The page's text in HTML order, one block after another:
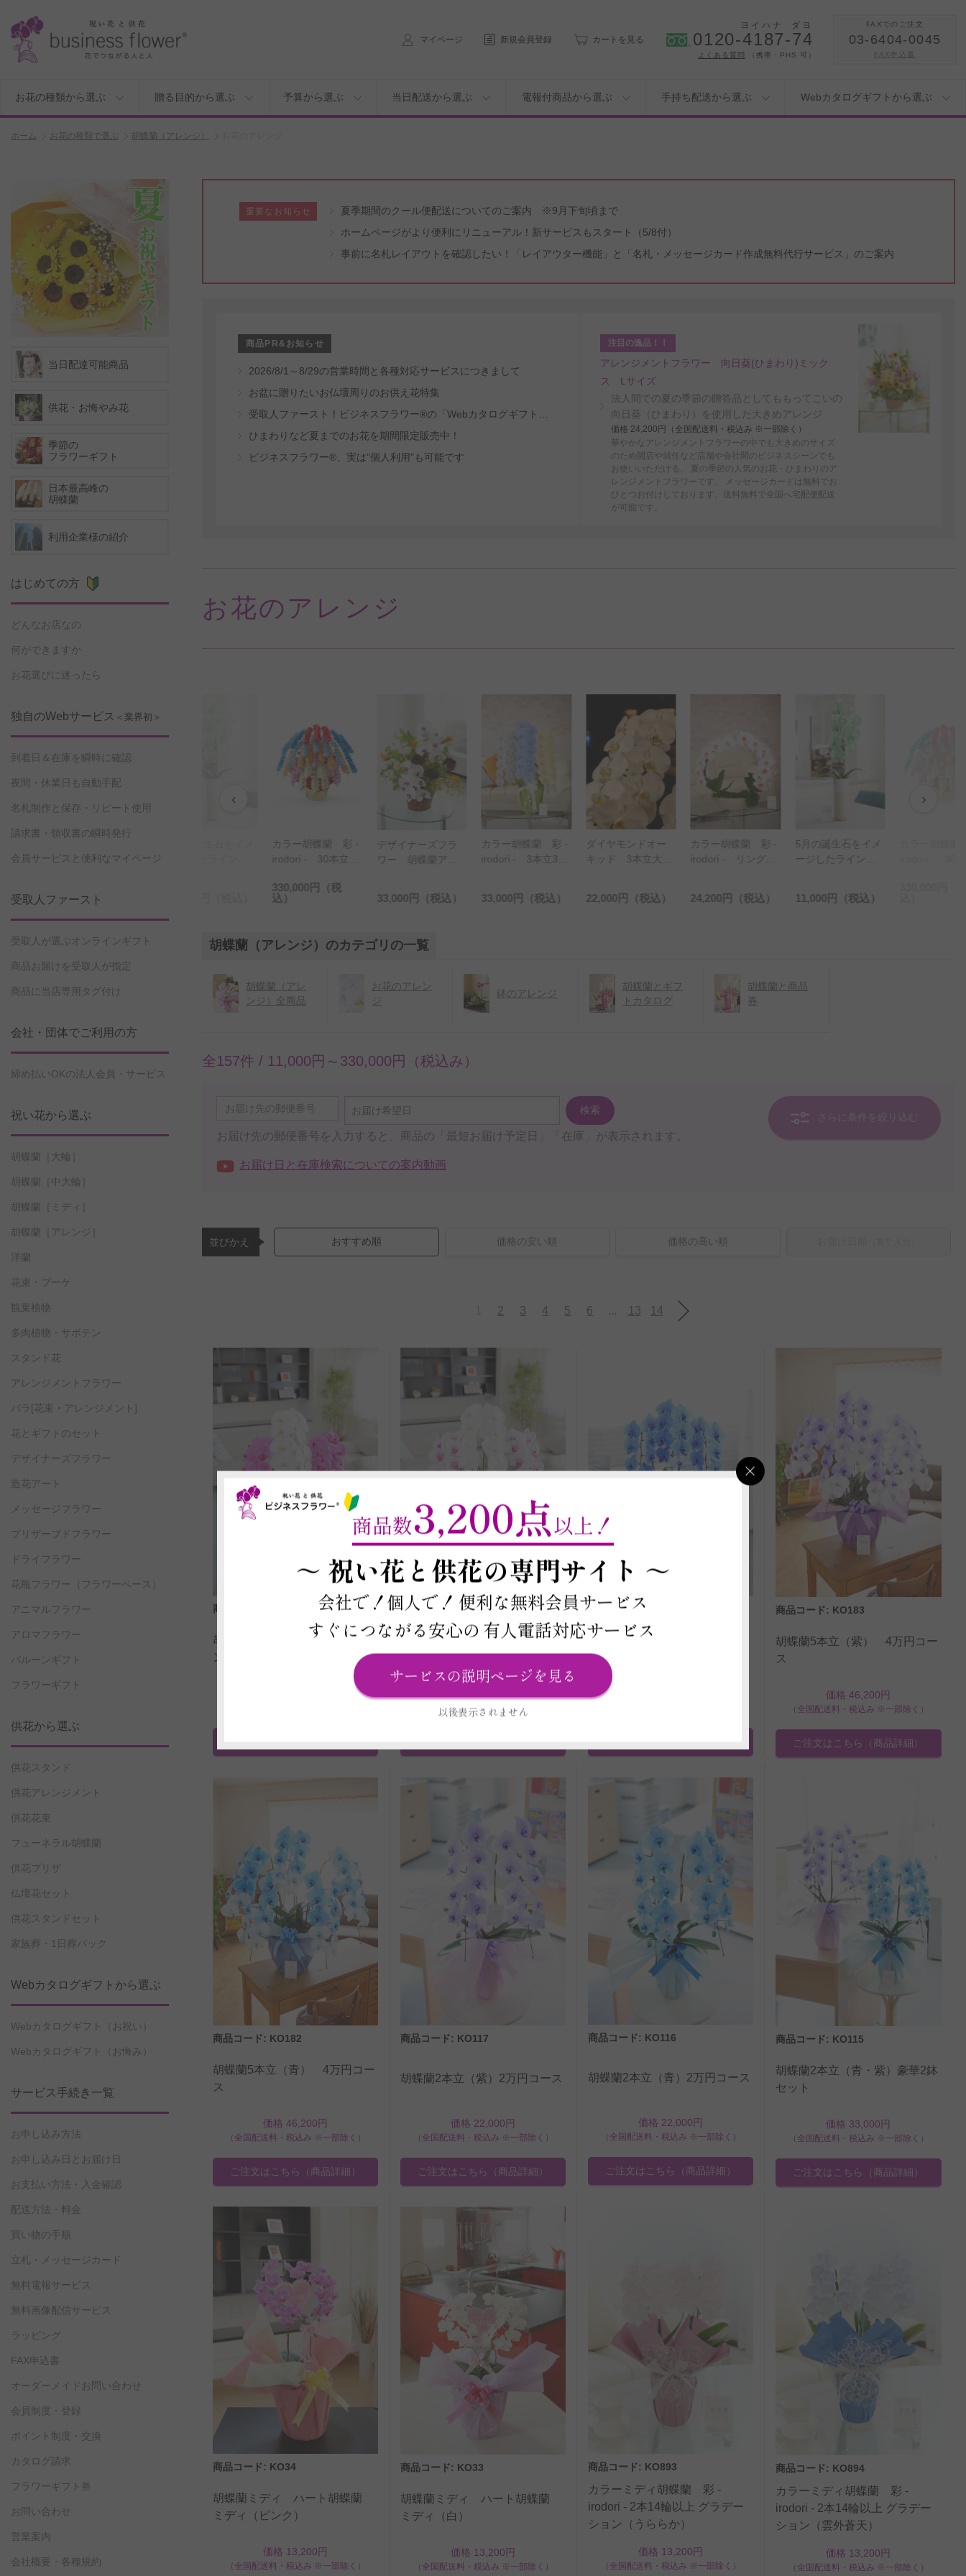
マイページ 新規会員登録 カートを見る
ヨイハナ ダヨ
0120-4187-74
よくある質問 （携帯・PHS 可）
FAXでのご注文
03-6404-0045
FAX申込書
お花の種類から選ぶ 贈る目的から選ぶ 予算から選ぶ 当日配送から選ぶ 電報付商品から選ぶ 手持ち配送から選ぶ Webカタログギフトから選ぶ
ホーム お花の種類で選ぶ 胡蝶蘭（アレンジ）
重要なお知らせ
夏季期間のクール便配送についてのご案内 ※9月下旬頃まで
ホームページがより便利にリニューアル！新サービスもスタート（5/8付）
事前に名札レイアウトを確認したい！「レイアウター機能」と「名札・メッセージカード作成無料代行サービス」のご案内
商品PR&お知らせ
2026/8/1～8/29の営業時間と各種対応サービスにつきまして
お盆に贈りたいお仏壇周りのお供え花特集
ひまわりなど夏までのお花を期間限定販売中！
ビジネスフラワー®、実は"個人利用"も可能です
注目の逸品！！
アレンジメントフラワー 向日葵(ひまわり)ミック
ス Lサイズ
法人間での夏の季節の贈答品としてももってこいの
向日葵（ひまわり）を使用した大きめアレンジ
価格 24,200円（全国配送料・税込み ※一部除く）
華やかなアレンジメントフラワーの中でも大きめのサイズ
のため開店や就任など店舗や会社間のビジネスシーンでも
お使いいただける、 夏の季節の人気のお花・ひまわりのア
レンジメントフラワーです。 メッセージカードは無料でお
ひとつお付けしております。送料無料で全国へ宅配便配送
が可能です。
お花のアレンジ
‹ ›
- リング
円（税込）
ージしたラインス
-と星座のロゴ入り
メッセージカード
11,000円
デザイナーズフラ
ワー 胡蝶蘭アレ
プ） 3万円コース
33,000円
カラー胡蝶蘭 彩 -
irodori - 3本立36
33,000円（税込）
ダイヤモンドオー
キッド 3本立大輪
22,000円（税込）
カラー胡蝶蘭 彩 -
irodori - リング
24,200円（税込）
5月の誕生石をイメ
ージしたラインス
-と星座のロゴ入り
11,000円（税込）
カラー胡蝶蘭 彩 -
irodori - 30本立
込）
胡蝶蘭（アレンジ）のカテゴリの一覧
胡蝶蘭（アレ
ンジ）全商品
お花のアレン
ジ
鉢のアレンジ
胡蝶蘭とギフ
トカタログ
胡蝶蘭と商品
券
全157件 / 11,000円～330,000円（税込み）
お届け希望日 検索
お届け先の郵便番号を入力すると、商品の「最短お届け予定日」「在庫」が表示されます。
お届け日と在庫検索についての案内動画
さらに条件を絞り込む
並びかえ おすすめ順 価格の安い順 価格の高い順
2 3 4 5 6 ... 13 14
商品コード: KO79
胡蝶蘭3本立（2色寄せ 白＆ピ
ンク） 2万円コース
商品コード: KO80
胡蝶蘭3本立（2色寄せ 白＆リ
ップ）2万円コース
（全国配送料・税込み ※一部除く）
商品コード: KO199 商品コード: KO183
胡蝶蘭5本立（紫） 4万円コー
ス
価格 46,200円
（全国配送料・税込み ※一部除く）
ご注文はこちら （商品詳細）
商品コード: KO182
胡蝶蘭5本立（青） 4万円コー
ス
価格 46,200円
（全国配送料・税込み ※一部除く）
ご注文はこちら （商品詳細）
商品コード: KO117
胡蝶蘭2本立（紫）2万円コース
価格 22,000円
（全国配送料・税込み ※一部除く）
ご注文はこちら （商品詳細）
商品コード: KO116
胡蝶蘭2本立（青）2万円コース
価格 22,000円
（全国配送料・税込み ※一部除く）
ご注文はこちら （商品詳細）
商品コード: KO115
胡蝶蘭2本立（青・紫）豪華2鉢
セット
価格 33,000円
（全国配送料・税込み ※一部除く）
ご注文はこちら （商品詳細）
商品コード: KO34
胡蝶蘭ミディ ハート胡蝶蘭
ミディ（ピンク）
価格 13,200円
（全国配送料・税込み ※一部除く）
商品コード: KO33
胡蝶蘭ミディ ハート胡蝶蘭
ミディ（白）
価格 13,200円
（全国配送料・税込み ※一部除く）
商品コード: KO893
カラーミディ胡蝶蘭 彩 -
irodori - 2本14輪以上 グラデー
ション（うららか）
価格 13,200円
（全国配送料・税込み ※一部除く）
商品コード: KO894
カラーミディ胡蝶蘭 彩 -
irodori - 2本14輪以上 グラデー
ション（雲外蒼天）
価格 13,200円
（全国配送料・税込み ※一部除く）
当日配達可能商品
供花・お悔やみ花
季節の
フラワーギフト
日本最高峰の
胡蝶蘭
利用企業様の紹介
はじめての方
どんなお店なの
何ができますか
お花選びに迷ったら
独自のWebサービス ＜業界初＞
到着日＆在庫を瞬時に確認
夜間・休業日も自動手配
名札制作と保存・リピート使用
請求書・領収書の瞬時発行
会員サービスと便利なマイページ
受取人ファースト
受取人が選ぶオンラインギフト
商品お届けを受取人が指定
商品に当店専用タグ付け
会社・団体でご利用の方
締め払いOKの法人会員・サービス
祝い花から選ぶ
胡蝶蘭［大輪］
胡蝶蘭［中大輪］
胡蝶蘭［ミディ］
胡蝶蘭［アレンジ］
洋蘭
花束・ブーケ
観葉植物
多肉植物・サボテン
スタンド花
アレンジメントフラワー
バラ[花束・アレンジメント]
花とギフトのセット
デザイナーズフラワー
造花アート
メッセージフラワー
プリザーブドフラワー
ドライフラワー
花瓶フラワー （フラワーベース）
アニマルフラワー
アロマフラワー
バルーンギフト
フラワーギフト
供花から選ぶ
供花スタンド
供花アレンジメント
供花花束
フューネラル胡蝶蘭
供花プリザ
仏壇花セット
供花スタンドセット
家族葬・1日葬パック
Webカタログギフトから選ぶ
Webカタログギフト（お祝い）
Webカタログギフト（お悔み）
サービス手続き一覧
お申し込み方法
お申し込み日とお届け日
お支払い方法・入金確認
配送方法・料金
買い物の手順
立札・メッセージカード
無料電報サービス
無料画像配信サービス
ラッピング
FAX申込書
オーダーメイドお問い合わせ
会員制度・登録
ポイント制度・交換
カタログ請求
フラワーギフト券
お問い合わせ
営業案内
会社概要・各種規約
商品数3,200点以上！
～ 祝い花と供花の専門サイト ～
会社で！個人で！ 便利な無料会員サービス
すぐにつながる安心の 有人電話対応サービス
サービスの説明ページを見る
以後表示されません